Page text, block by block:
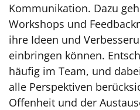
Kommunikation. Dazu
Workshops und
ihre Ideen und
einbringen können.
häufig im Team, und
alle Perspektiven
Offenheit und der